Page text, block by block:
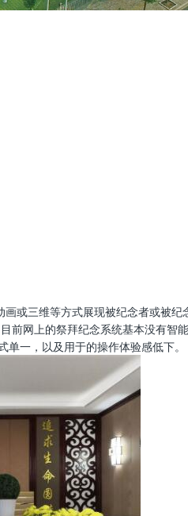
或三维等方式展现被纪念者或被
网上的祭拜纪念系统基本没有智
一，以及用于的操作体验感低下。